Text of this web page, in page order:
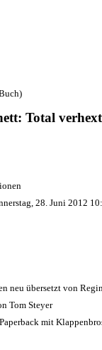
Total
28. Juni 2012
neu übersetzt von
Tom Steyer
Paperback mit